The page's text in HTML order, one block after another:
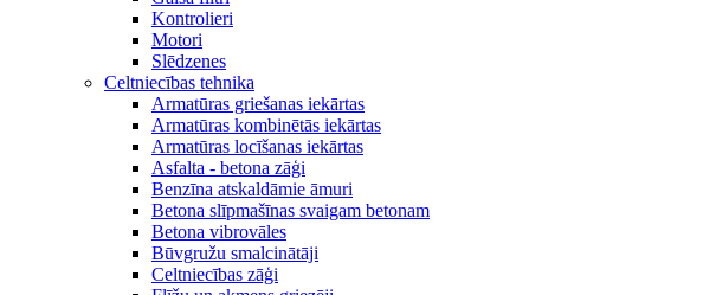
Kontrolieri
Motori
Slēdzenes
Celtniecības tehnika
Armatūras griešanas iekārtas
Armatūras kombinētās iekārtas
Armatūras locīšanas iekārtas
Asfalta - betona zāģi
Benzīna atskaldāmie āmuri
Betona slīpmašīnas svaigam betonam
Betona vibrovāles
Būvgružu smalcinātāji
Celtniecības zāģi